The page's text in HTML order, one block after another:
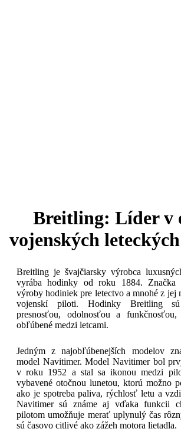
Breitling: Líder v
vojenských
Breitling je švajčiarsky výrobca
vyrába hodinky od roku 1884. Značka
výroby hodiniek pre letectvo a mnohé z jej
vojenskí piloti. Hodinky Breitling
presnosťou, odolnosťou a
obľúbené medzi letcami.
Jedným z najobľúbenejších modelov
model Navitimer. Model Navitimer bol
v roku 1952 a stal sa ikonou medzi
vybavené otočnou lunetou, ktorú možno
ako je spotreba paliva, rýchlosť letu a
Navitimer sú známe aj vďaka funkcii
pilotom umožňuje merať uplynulý čas
sú časovo citlivé ako zážeh motora lietadla.